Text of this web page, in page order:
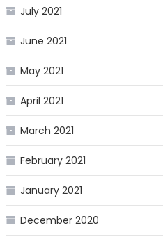
July 2021
June 2021
May 2021
April 2021
March 2021
February 2021
January 2021
December 2020